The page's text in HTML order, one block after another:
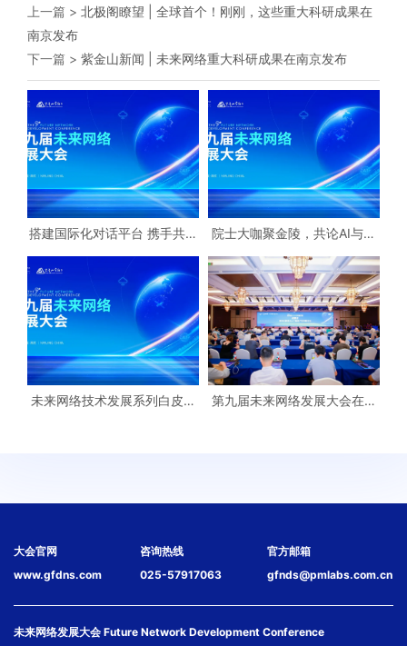
上一篇 > 北极阁瞭望 | 全球首个！刚刚，这些重大科研成果在
南京发布
下一篇 > 紫金山新闻 | 未来网络重大科研成果在南京发布
搭建国际化对话平台 携手共创
坛 彰显未来网络发展大会丰硕
成果
院士大咖聚金陵，共论AI与未
未来网络技术发展系列白皮书
第九届未来网络发展大会在宁
大会官网
www.gfdns.com
咨询热线
025-57917063
官方邮箱
gfnds@pmlabs.com.cn
未来网络发展大会 Future Network Development Conference